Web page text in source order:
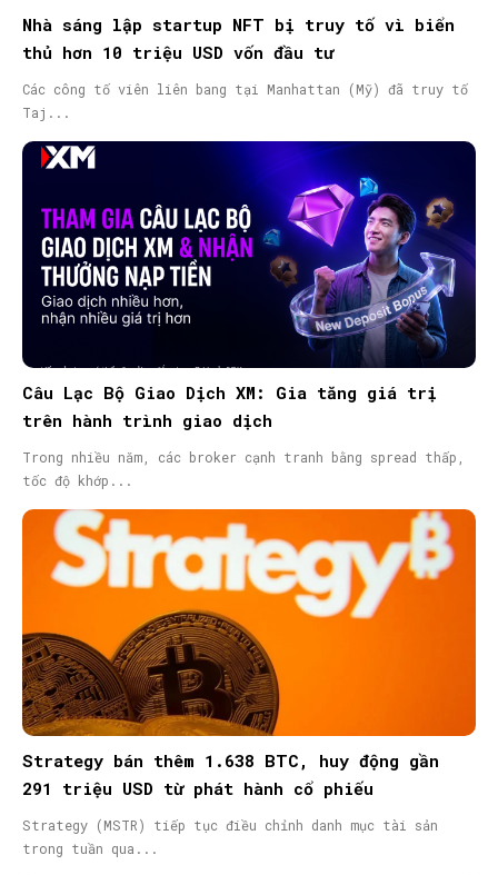
Nhà sáng lập startup NFT bị truy tố vì biển
thủ hơn 10 triệu USD vốn đầu tư
Các công tố viên liên bang tại Manhattan (Mỹ) đã truy tố
Taj...
Câu Lạc Bộ Giao Dịch XM: Gia tăng giá trị
trên hành trình giao dịch
Trong nhiều năm, các broker cạnh tranh bằng spread thấp,
tốc độ khớp...
Strategy bán thêm 1.638 BTC, huy động gần
291 triệu USD từ phát hành cổ phiếu
Strategy (MSTR) tiếp tục điều chỉnh danh mục tài sản
trong tuần qua...